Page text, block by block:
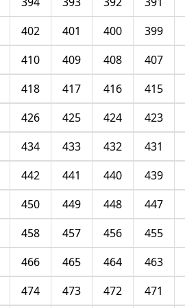
399
400
401
402
407
408
409
410
415
416
417
418
423
424
425
426
431
432
433
434
439
440
441
442
447
448
449
450
455
456
457
458
463
464
465
466
471
472
473
474